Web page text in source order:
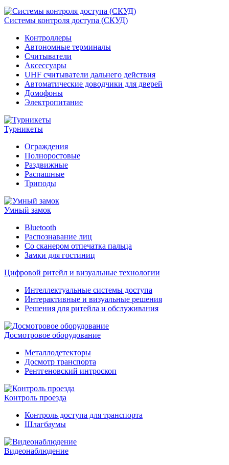
Системы контроля доступа (СКУД)
Контроллеры
Автономные терминалы
Считыватели
Аксессуары
UHF считыватели дальнего действия
Автоматические доводчики для дверей
Домофоны
Электропитание
Турникеты
Ограждения
Полноростовые
Раздвижные
Распашные
Триподы
Умный замок
Bluetooth
Распознавание лиц
Со сканером отпечатка пальца
Замки для гостиниц
Цифровой ритейл и визуальные технологии
Интеллектуальные системы доступа
Интерактивные и визуальные решения
Решения для ритейла и обслуживания
Досмотровое оборудование
Металлодетекторы
Досмотр транспорта
Рентгеновский интроскоп
Контроль проезда
Контроль доступа для транспорта
Шлагбаумы
Видеонаблюдение